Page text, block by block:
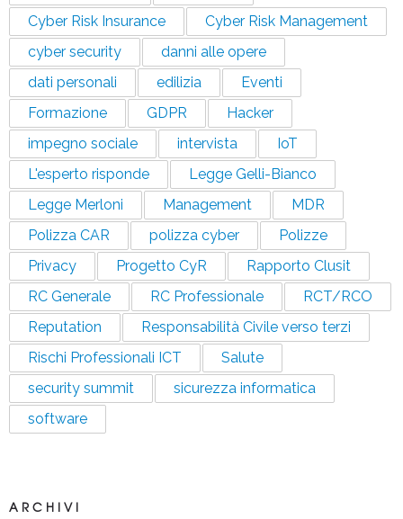
Cyber Risk Insurance
Cyber Risk Management
cyber security
danni alle opere
dati personali
edilizia
Eventi
Formazione
GDPR
Hacker
impegno sociale
intervista
IoT
L'esperto risponde
Legge Gelli-Bianco
Legge Merloni
Management
MDR
Polizza CAR
polizza cyber
Polizze
Privacy
Progetto CyR
Rapporto Clusit
RC Generale
RC Professionale
RCT/RCO
Reputation
Responsabilità Civile verso terzi
Rischi Professionali ICT
Salute
security summit
sicurezza informatica
software
ARCHIVI